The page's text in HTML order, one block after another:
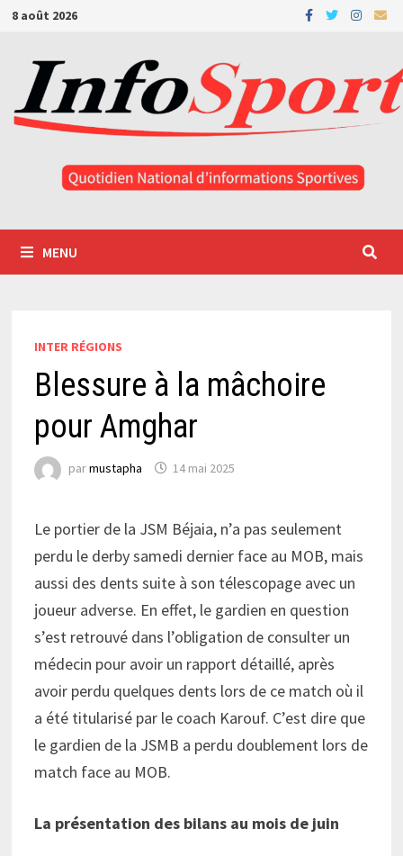
Passer
contenu
8 août 2026
MENU
INTER RÉGIONS
Blessure à la mâchoire
pour Amghar
parmustapha 14 mai 2025
Le portier de la JSM Béjaia, n’a pas seulement
perdu le derby samedi dernier face au MOB, mais
aussi des dents suite à son télescopage avec un
joueur adverse. En effet, le gardien en question
s’est retrouvé dans l’obligation de consulter un
médecin pour avoir un rapport détaillé, après
avoir perdu quelques dents lors de ce match où il
a été titularisé par le coach Karouf. C’est dire que
le gardien de la JSMB a perdu doublement lors de
match face au MOB.
La présentation des bilans au mois de juin